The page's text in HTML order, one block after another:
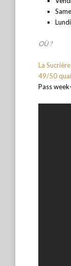
OÙ ?
La Sucrière
49/50
Pass